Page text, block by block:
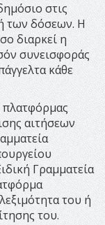
στις
των δόσεων. Η
διαρκεί η
συνεισφοράς
κάθε
πλατφόρμας
αιτήσεων
Γραμματεία
του ή
του.